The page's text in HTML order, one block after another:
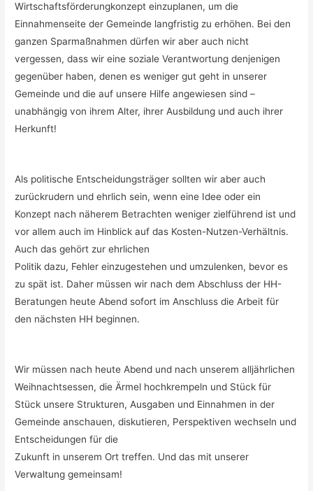
Wirtschaftsförderungkonzept einzuplanen, um die
Einnahmenseite der Gemeinde langfristig zu erhöhen. Bei den
ganzen Sparmaßnahmen dürfen wir aber auch nicht
vergessen, dass wir eine soziale Verantwortung denjenigen
gegenüber haben, denen es weniger gut geht in unserer
Gemeinde und die auf unsere Hilfe angewiesen sind –
unabhängig von ihrem Alter, ihrer Ausbildung und auch ihrer
Herkunft!
Als politische Entscheidungsträger sollten wir aber auch
zurückrudern und ehrlich sein, wenn eine Idee oder ein
Konzept nach näherem Betrachten weniger zielführend ist und
vor allem auch im Hinblick auf das Kosten-Nutzen-Verhältnis.
Auch das gehört zur ehrlichen
Politik dazu, Fehler einzugestehen und umzulenken, bevor es
zu spät ist. Daher müssen wir nach dem Abschluss der HH-
Beratungen heute Abend sofort im Anschluss die Arbeit für
den nächsten HH beginnen.
Wir müssen nach heute Abend und nach unserem alljährlichen
Weihnachtsessen, die Ärmel hochkrempeln und Stück für
Stück unsere Strukturen, Ausgaben und Einnahmen in der
Gemeinde anschauen, diskutieren, Perspektiven wechseln und
Entscheidungen für die
Zukunft in unserem Ort treffen. Und das mit unserer
Verwaltung gemeinsam!